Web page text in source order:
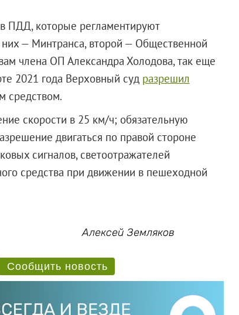
ПДД, которые регламентируют
— Минтранса, второй — Общественной
члена ОП Александра Холодова, так еще
2021 года Верховный суд разрешил
средством.
скорости в 25 км/ч; обязательную
двигаться по правой стороне
сигналов, светоотражателей
средства при движении в пешеходной
Алексей Земляков
Сообщить новость